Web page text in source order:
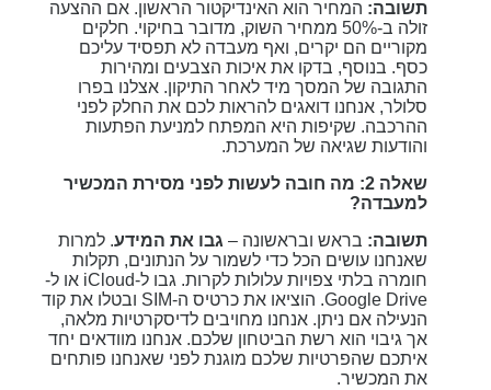
תשובה:המחיר הוא האינדיקטור הראשון. אם ההצעה
זולה ב-50% ממחיר השוק, מדובר בחיקוי. חלקים
מקוריים הם יקרים, ואף מעבדה לא תפסיד עליכם
כסף. בנוסף, בדקו את איכות הצבעים ומהירות
התגובה של המסך מיד לאחר התיקון. אצלנו בפרו
סלולר, אנחנו דואגים להראות לכם את החלק לפני
ההרכבה. שקיפות היא המפתח למניעת הפתעות
והודעות שגיאה של המערכת.
שאלה 2: מה חובה לעשות לפני מסירת המכשיר
למעבדה?
תשובה:בראש ובראשונה –גבו את המידע. למרות
שאנחנו עושים הכל כדי לשמור על הנתונים, תקלות
חומרה בלתי צפויות עלולות לקרות. גבו ל-iCloud או ל-
Google Drive. הוציאו את כרטיס ה-SIM ובטלו את קוד
הנעילה אם ניתן. אנחנו מחויבים לדיסקרטיות מלאה,
אך גיבוי הוא רשת הביטחון שלכם. אנחנו מוודאים יחד
איתכם שהפרטיות שלכם מוגנת לפני שאנחנו פותחים
את המכשיר.